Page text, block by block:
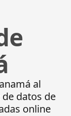
al
datos de
online